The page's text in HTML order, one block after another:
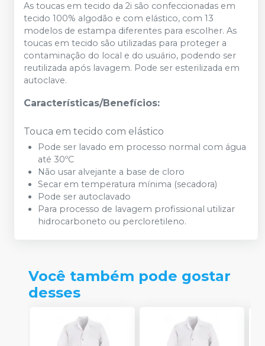
As toucas em tecido da 2i são confeccionadas em
tecido 100% algodão e com elástico, com 13
modelos de estampa diferentes para escolher. As
toucas em tecido são utilizadas para proteger a
contaminação do local e do usuário, podendo ser
reutilizada após lavagem. Pode ser esterilizada em
autoclave.
Características/Benefícios:
Touca em tecido com elástico
Pode ser lavado em processo normal com água
até 30ºC
Não usar alvejante a base de cloro
Secar em temperatura mínima (secadora)
Pode ser autoclavado
Para processo de lavagem profissional utilizar
hidrocarboneto ou percloretileno.
Você também pode gostar
desses